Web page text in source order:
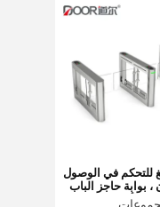
للتحكم في الوصول
، بوابة حاجز الباب
أو الجامعات